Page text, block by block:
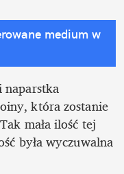
medium w
która zostanie
mała ilość tej
była wyczuwalna